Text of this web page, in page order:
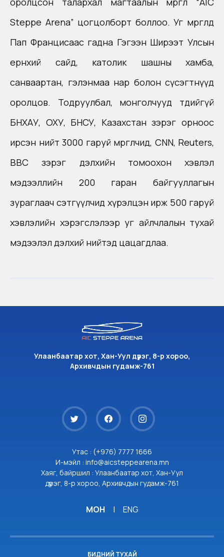
Steppe Arena” цогцолборт боллоо. Уг мөргөлд
Пап Францисаас гадна Гэгээн Ширээт Улсын
ернхий сайд, католик шашны хамба,
санваартан, гэлэнмаа нар болон сүсэгтнүүд
оролцов. Тодруулбал, монголчууд төдийгүй
БНХАУ, ОХУ, БНСУ, Казахстан зэрэг орноос
ирсэн нийт 3000 гаруй мөргөлчид, CNN, Reuters,
BBC зэрэг дэлхийн томоохон хэвлэл
мэдээллийн 200 гаран байгууллагын
зураглаач сэтгүүлчид хүрэлцэн ирж 500 гаруй
хэвлэлийн хэрэгслэлээр уг айлчлалын тухай
мэдээлэл дэлхий нийтэд цацагдлаа.
Улаанбаатар хот, Хан-Уул дүүрэг, 8-р хороо,
Архивчдын гудамж-761
Утас : (+976) 7777 1666
И-мэйл : info@aicsteppearena.mn
Хаяг, байршил : Улаанбаатар хот, Хан-Уул
дүүрэг, 8-р хороо, Архивчдын гудамж-761
МОН | ENG
БИДНИЙ ТУХАЙ